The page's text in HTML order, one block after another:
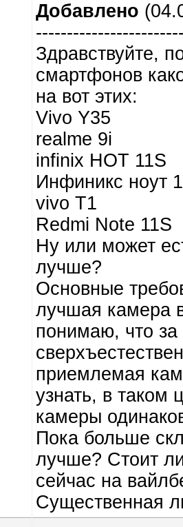
Добавлено
Здравствуйте,
смартфонов
на вот этих:
Vivo Y35
realme 9i
infinix HOT 11S
Инфиникс ноут
vivo T1
Redmi Note 11S
Ну или может
лучше?
Основные
лучшая камера
понимаю, что за
приемлемая
узнать, в таком
камеры
Пока больше
лучше? Стоит
сейчас на
Существенная